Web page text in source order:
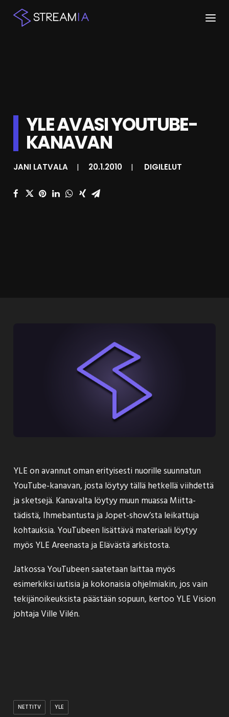
KESKUSTELU
SHOP
HAKU
YLE AVASI YOUTUBE-
KANAVAN
JANI LATVALA | 20.1.2010 | DIGILELUT
YLE on avannutoman erityisesti nuorille suunnatun
YouTube-kanavan, josta löytyy tällä hetkellä viihdettä
ja sketsejä. Kanavalta löytyy muun muassa Miitta-
tädistä, Ihmebantusta ja Jopet-show’sta leikattuja
kohtauksia. YouTubeen lisättävä materiaali löytyy
myös YLE Areenasta ja Elävästä arkistosta.
Jatkossa YouTubeen saatetaan laittaa myös
esimerkiksi uutisia ja kokonaisia ohjelmiakin, jos vain
tekijänoikeuksista päästään sopuun, kertoo YLE Vision
johtaja Ville Vilén.
NETTITV YLE